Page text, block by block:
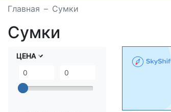
Главная Сумки
Сумки
ЦЕНА